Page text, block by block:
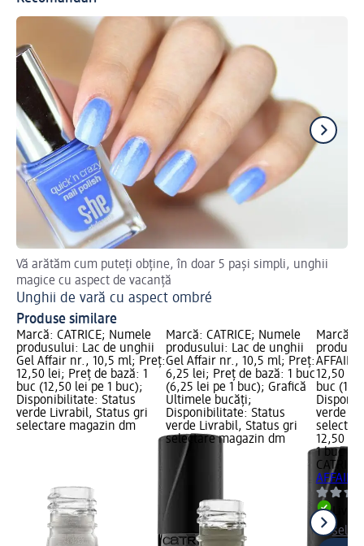
Vă arătăm cum puteți obține, în doar 5 pași simpli, unghii
magice cu aspect de vacanță
Unghii de vară cu aspect ombré
Produse similare
Marcă: CATRICE; Numele
produsului: Lac de unghii
Gel Affair nr., 10,5 ml; Preț:
12,50 lei; Preț de bază: 1
buc (12,50 lei pe 1 buc);
Disponibilitate: Status
verde Livrabil, Status gri
selectare magazin dm
Marcă: CATRICE; Numele
produsului: Lac de unghii
Gel Affair nr., 10,5 ml; Preț:
6,25 lei; Preț de bază: 1 buc
(6,25 lei pe 1 buc); Grafică
Ultimele bucăți;
Disponibilitate: Status
verde Livrabil, Status gri
selectare magazin dm
Marcă:
AFFAIR
12,50
buc
verde
12,50 lei
1 buc
CATRICE
AFFAIR